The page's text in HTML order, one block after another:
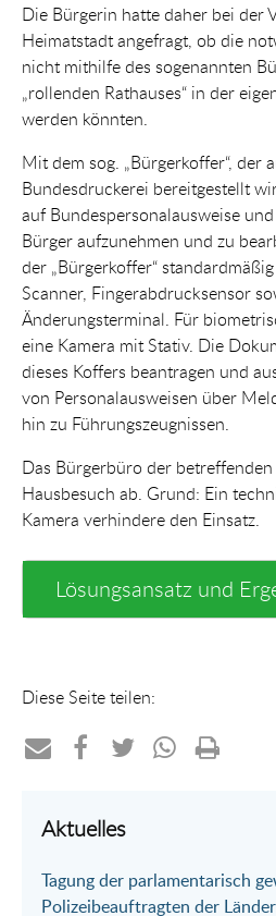
Die Bürgerin hatte daher bei der
Heimatstadt angefragt, ob die
nicht mithilfe des sogenannten
„rollenden Rathauses“ in der
werden könnten.
Mit dem sog. „Bürgerkoffer“, der
Bundesdruckerei bereitgestellt
auf Bundespersonalausweise
Bürger aufzunehmen und zu
der „Bürgerkoffer“
Scanner, Fingerabdrucksensor
Änderungsterminal. Für
eine Kamera mit Stativ. Die
dieses Koffers beantragen und
von Personalausweisen über
hin zu Führungszeugnissen.
Das Bürgerbüro der
Hausbesuch ab. Grund: Ein
Kamera verhindere den Einsatz.
Lösungsansatz und
Diese Seite teilen:
per
Mail
auf
Aktuelles
Tagung der parlamentarisch
Polizeibeauftragten der